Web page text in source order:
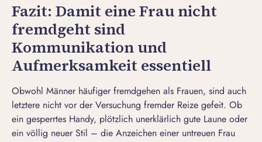
Fazit: Damit eine Frau nicht
fremdgeht sind
Kommunikation und
Aufmerksamkeit essentiell
Obwohl Männer häufiger fremdgehen als Frauen, sind auch
letztere nicht vor der Versuchung fremder Reize gefeit. Ob
ein gesperrtes Handy, plötzlich unerklärlich gute Laune oder
ein völlig neuer Stil – die Anzeichen einer untreuen Frau